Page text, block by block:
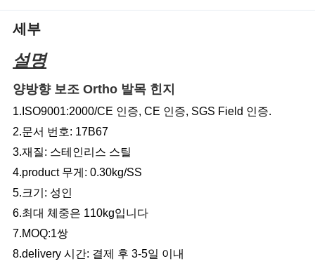
세부
설명
양방향 보조 Ortho 발목 힌지
1.ISO9001:2000/CE 인증, CE 인증, SGS Field 인증.
2.문서 번호: 17B67
3.재질: 스테인리스 스틸
4.product 무게: 0.30kg/SS
5.크기: 성인
6.최대 체중은 110kg입니다
7.MOQ:1쌍
8.delivery 시간: 결제 후 3-5일 이내